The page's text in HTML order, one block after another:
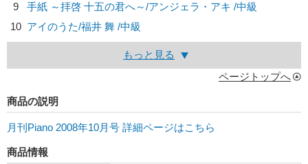
9
手紙 ～拝啓 十五の君へ～/アンジェラ・アキ /中級
10 アイのうた/福井 舞 /中級
もっと見る
ページトップへ
商品の説明
月刊Piano 2008年10月号 詳細ページはこちら
商品情報